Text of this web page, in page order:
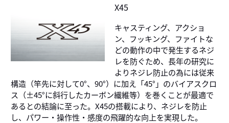
X45
キャスティング、アクショ
ン、フッキング、ファイトな
どの動作の中で発生するネジ
レを防ぐため、長年の研究に
よりネジレ防止の為には従来
構造（竿先に対して0°、90°）に加え「45°」のバイアスクロ
ス（±45°に斜行したカーボン繊維等）を巻くことが最適で
あるとの結論に至った。X45の搭載により、ネジレを防止
し、パワー・操作性・感度の飛躍的な向上を実現した。